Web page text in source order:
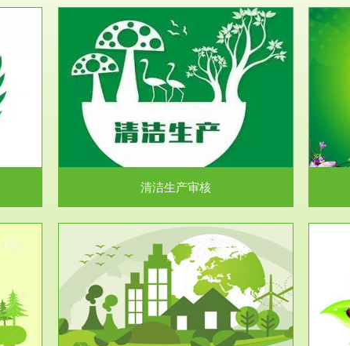
》、《清
清洁生产审核
服务范围
安全评价
安全评价安全评价目的是查找、分析和预测工
程、系统、生产经营活...
规划》有
服务范围
集团/企业级VOCs综合管控
进行VOCs管控，首先就要找到排放的源头，并